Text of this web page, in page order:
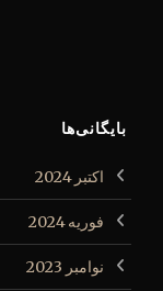
بایگانی‌ها
اکتبر 2024
فوریه 2024
نوامبر 2023